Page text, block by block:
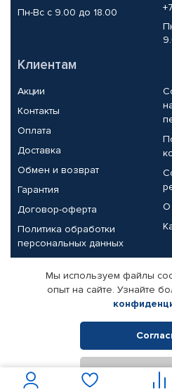
Пн-Вс с 9.00 до 18.00
Клиентам
Акции
Контакты
Оплата
Доставка
Обмен и возврат
Гарантия
Договор-оферта
Политика обработки
персональных данных
О
Партнерам
Корпоративным клиентам
Поставщикам
© КАМАЗ ЦЕНТР ДОНЕЦК, 2015-2026.
Интернет-магазин автомобильных
Мы используем файлы
опыт на сайте. Узнайте